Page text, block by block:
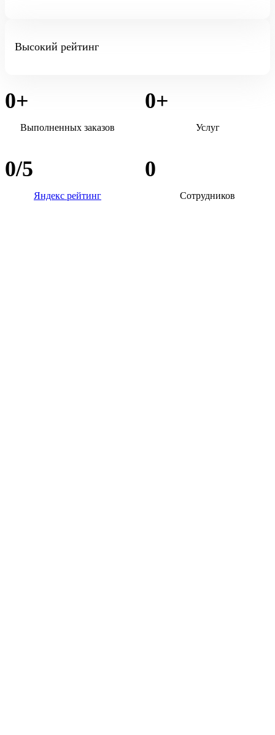
Высокий рейтинг
0+
Выполненных заказов
0+
Услуг
0/5
Яндекс рейтинг
0
Сотрудников